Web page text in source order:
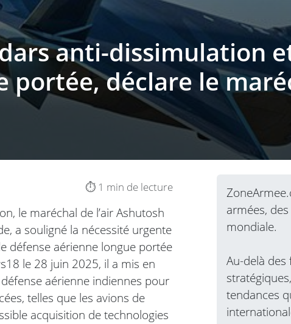
anti-dissimulation
portée, déclare le
⏱️ 1 min de lecture
le maréchal de l’air Ashutosh
a souligné la nécessité urgente
défense aérienne longue portée
le 28 juin 2025, il a mis en
aérienne indiennes pour
telles que les avions de
acquisition de technologies
armées,
mondiale.
Au-delà des
tendances